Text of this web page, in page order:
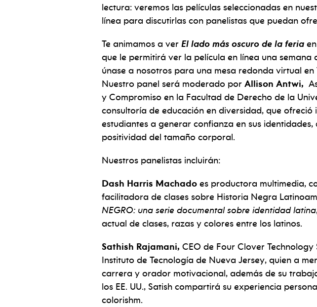
lectura: veremos las películas seleccionadas en
línea para discutirlas con panelistas que puedan
Te animamos a ver El lado más oscuro de la feria
que le permitirá ver la película en línea una semana
únase a nosotros para una mesa redonda virtual en
Nuestro panel será moderado por Allison Antwi,
y Compromiso en la Facultad de Derecho de la
consultoría de educación en diversidad, que
estudiantes a generar confianza en sus
positividad del tamaño corporal.
Nuestros panelistas incluirán:
Dash Harris Machado es productora multimedia,
facilitadora de clases sobre Historia Negra
NEGRO: una serie documental sobre identidad latina
actual de clases, razas y colores entre los latinos.
Sathish Rajamani, CEO de Four Clover
Instituto de Tecnología de Nueva Jersey, quien a
carrera y orador motivacional, además de su
los EE. UU., Satish compartirá su experiencia
colorishm.